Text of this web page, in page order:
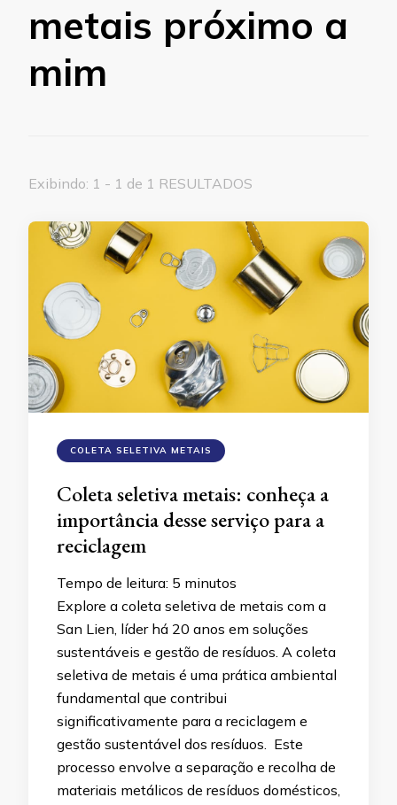
metais próximo a
mim
Exibindo: 1 - 1 de 1 RESULTADOS
COLETA SELETIVA METAIS
Coleta seletiva metais: conheça a
importância desse serviço para a
reciclagem
Tempo de leitura: 5 minutos
Explore a coleta seletiva de metais com a
San Lien, líder há 20 anos em soluções
sustentáveis e gestão de resíduos. A coleta
seletiva de metais é uma prática ambiental
fundamental que contribui
significativamente para a reciclagem e
gestão sustentável dos resíduos. Este
processo envolve a separação e recolha de
materiais metálicos de resíduos domésticos,